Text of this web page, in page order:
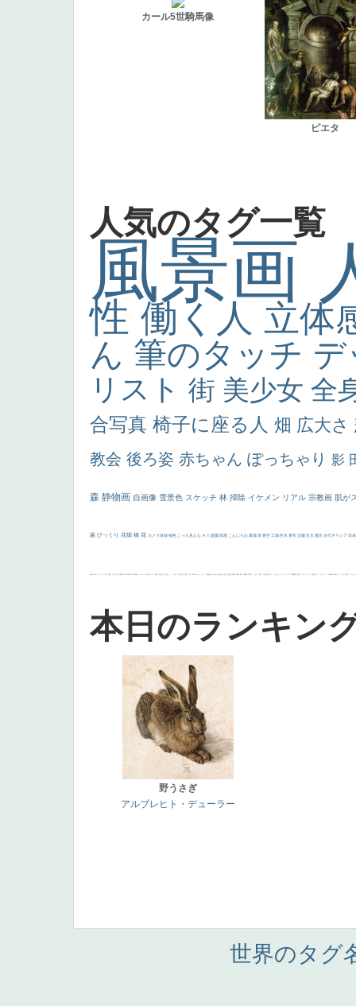
カール5世騎馬像
ピエタ
人気のタグ一覧
風景画
性 働く人 立体
ん 筆のタッチ
リスト 街 美少女 全
合写真 椅子に座る人 畑 広大さ
教会 後ろ姿 赤ちゃん ぽっちゃり 影
森 静物画 自画像 雪景色 スケッチ 林 掃除 イケメン リアル 宗教画 肌が
厳 びっくり 花畑 橋 花 カメラ目線 補色 こっち見んな キス 庭園 部屋 こんにちわ 素描 塔 青空 工場 巨木 青年 太陽 壮大 着衣 古代ギリシア 日
画質 last ヴィーナス 剣 白人少女 食事中 山本芳翠 麦 alciato ハーレム 女神 ローマ教皇 奥行き 火起こし シスター 東方の三博士 114514 かっこいい 受胎告知 天から覗き込む顔 設計図 挿絵 群衆 親子 裸婦 可愛い ピサロ ＃名画で学ぶ「たるみ」 ニーソックス 躍動感 黄色 こわい コート 畦道 レンブラント・ sekkusu 暖かい バブみ 靴下 ショッ
本日のランキン
野うさぎ
アルブレヒト・デューラー
世界のタグ